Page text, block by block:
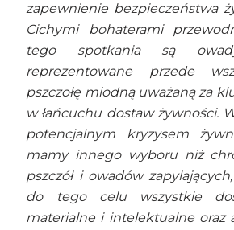
zapewnienie bezpieczeństwa
Cichymi bohaterami
tego spotkania są
reprezentowane przede
pszczołę miodną uważaną za
w łańcuchu dostaw żywności.
potencjalnym kryzysem
mamy innego wyboru niż
pszczół i owadów
do tego celu wszystkie
materialne i intelektualne oraz